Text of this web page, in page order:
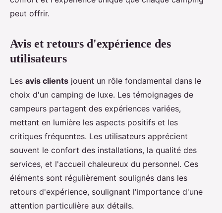
peut offrir.
Avis et retours d'expérience des
utilisateurs
Les avis clients jouent un rôle fondamental dans le
choix d'un camping de luxe. Les témoignages de
campeurs partagent des expériences variées,
mettant en lumière les aspects positifs et les
critiques fréquentes. Les utilisateurs apprécient
souvent le confort des installations, la qualité des
services, et l'accueil chaleureux du personnel. Ces
éléments sont régulièrement soulignés dans les
retours d'expérience, soulignant l'importance d'une
attention particulière aux détails.